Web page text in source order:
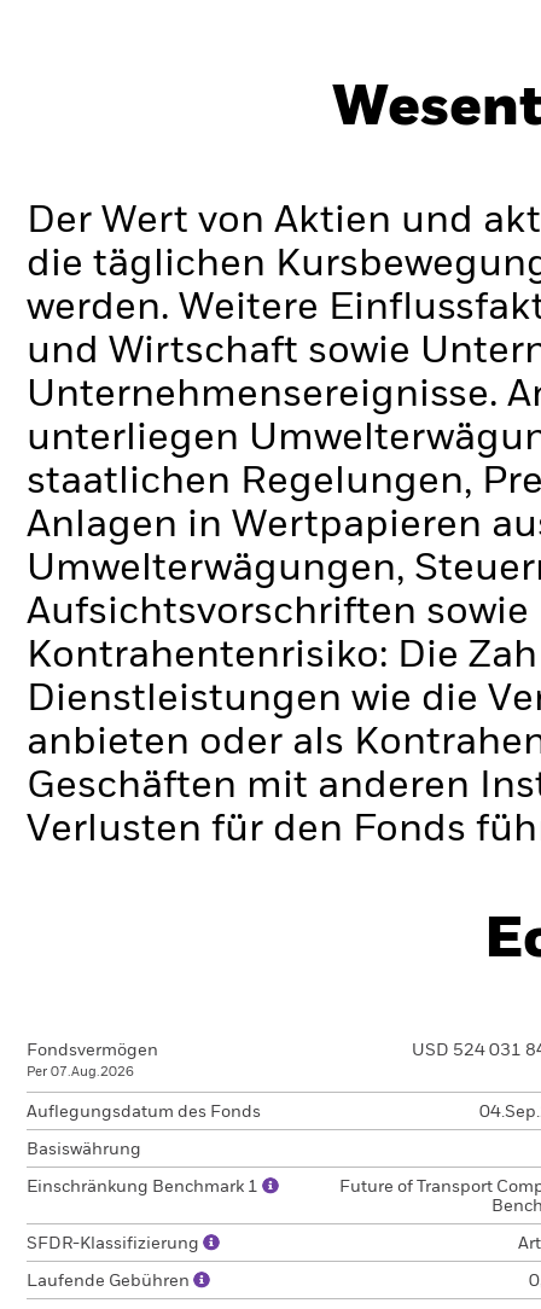
Der Wert von Aktien und
die täglichen
werden. Weitere
und Wirtschaft sowie
Unternehmensereignisse.
unterliegen
staatlichen Regelungen,
Anlagen in Wertpapieren
Umwelterwägungen,
Aufsichtsvorschriften
Kontrahentenrisiko: Die
Dienstleistungen wie die
anbieten oder als
Geschäften mit anderen
Verlusten für den Fonds
Fondsvermögen
Per 07.Aug.2026
USD 524 031
Auflegungsdatum des Fonds
Basiswährung
Einschränkung Benchmark 1
Future of Transport
SFDR-Klassifizierung
Laufende Gebühren